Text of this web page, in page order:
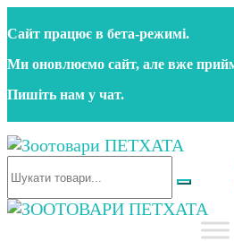
до
контенту
Сайт працює в бета‑режимі.
Ми оновлюємо сайт, але вже
Пишіть нам у чат.
Зоотовари ПЕТХАТА
Зоомагазин для собак та
аксесуари та догляд за